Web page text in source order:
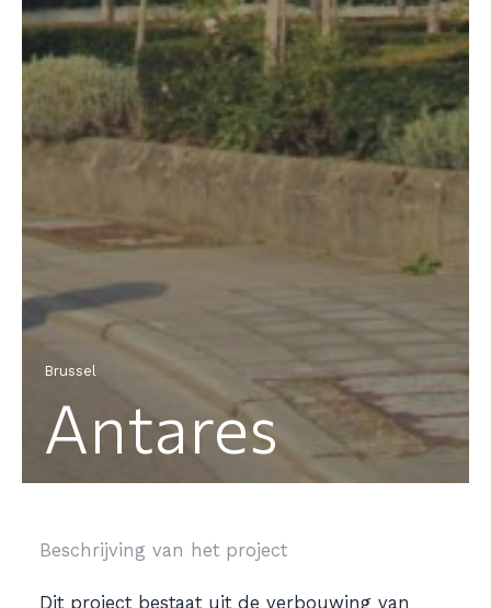
Brussel
Antares
Beschrijving van het project
Dit project bestaat uit de verbouwing van